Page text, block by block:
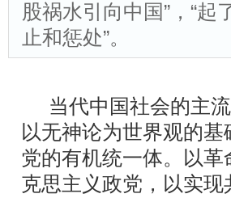
股祸水引向中国”，“
止和惩处”。
当代中国社会的主
以无神论为世界观的
党的有机统一体。以
克思主义政党，以实